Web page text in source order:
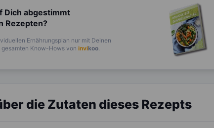
Dich abgestimmt
Rezepten?
Ernährungsplan nur mit Deinen
Know-Hows von invikoo.
die Zutaten dieses Rezepts